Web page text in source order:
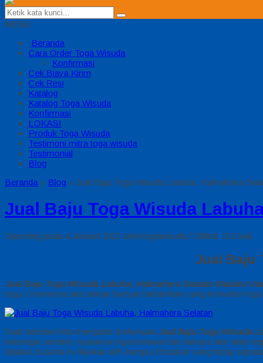
MENU
Beranda
Cara Order Toga Wisuda
Konfirmasi
Cek Biaya Kirim
Cek Resi
Katalog
Katalog Toga Wisuda
Konfirmasi
LOKASI
Produk Toga Wisuda
Testimoni mitra toga wisuda
Testimonial
Blog
Beranda » Blog » Jual Baju Toga Wisuda Labuha, Halmahera
Jual Baju Toga Wisuda
Diposting pada 4 Januari 2021 oleh togawisuda / Dilihat: 213 kali
Jual Baju
Jual Baju Toga Wisuda Labuha, Halmahera Selatan Maluku
toga. Umumnya ada sekian banyak bahan/kain yang konveksi
Saat sebelum kita mengulas berkenaan Jual Baju Toga Wisuda
beberapa sumber, nyatanya toga berawal dari bahasa latin ialah
dipakai, busana ini dipakai oleh bangsa Etruskan yang hidup